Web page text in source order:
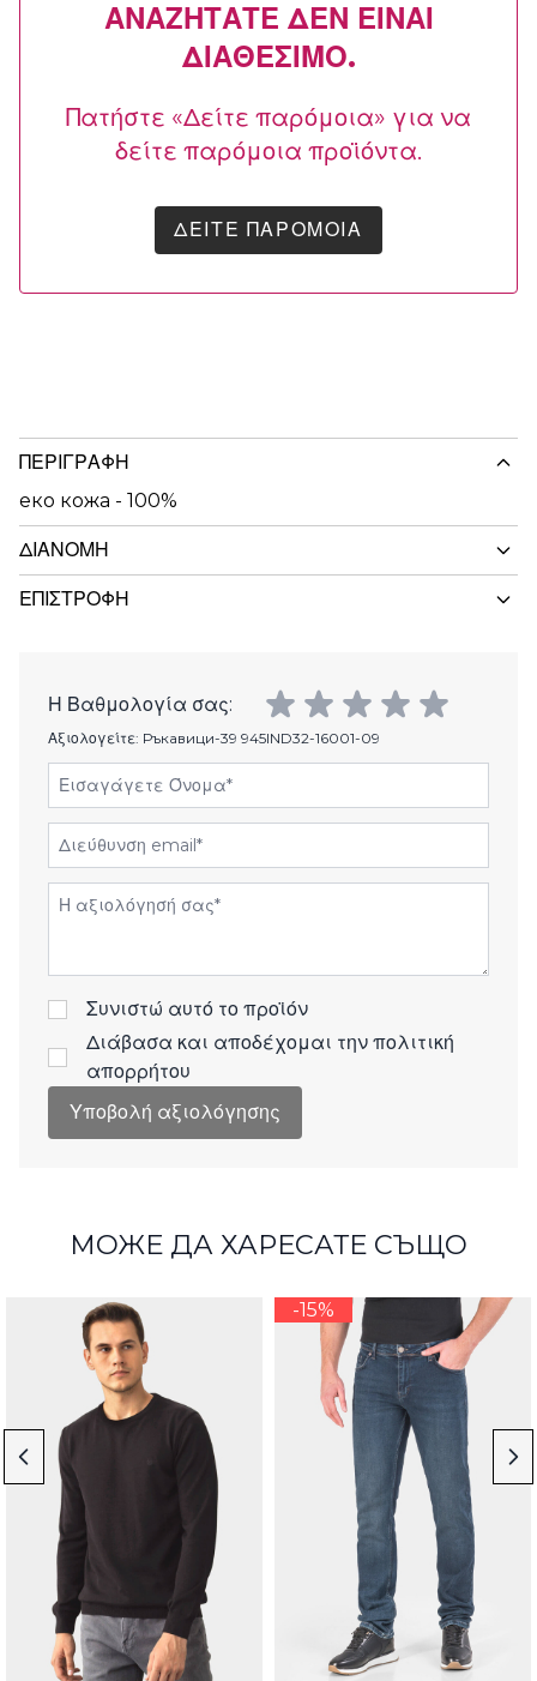
ΑΝΑΖΗΤΆΤΕ ΔΕΝ ΕΊΝΑΙ
ΔΙΑΘΈΣΙΜΟ.
Πατήστε «Δείτε παρόμοια» για να
δείτε παρόμοια προϊόντα.
ΔΕΊΤΕ ΠΑΡΌΜΟΙΑ
ΠΕΡΙΓΡΑΦΉ
еко кожа - 100%
ΔΙΑΝΟΜΉ
ΕΠΙΣΤΡΟΦΉ
Η Βαθμολογία σας:
Αξιολογείτε: Ръкавици-39 945IND32-16001-09
Εισαγάγετε Όνομα
Διεύθυνση email
Αξιολόγηση
Συνιστώ αυτό το προϊόν
Διάβασα και αποδέχομαι την πολιτική
απορρήτου
Υποβολή αξιολόγησης
МОЖЕ ДА ХАРЕСАТЕ СЪЩО
-15%